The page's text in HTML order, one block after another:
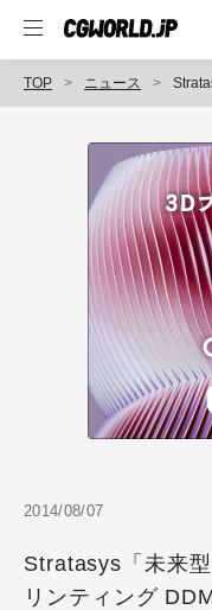
TOP ニュース Stratasys「未
2014/08/07
Stratasys「未来
リンティング